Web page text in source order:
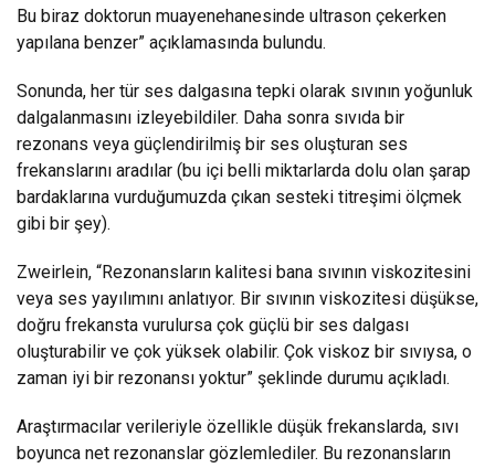
Bu biraz doktorun muayenehanesinde ultrason çekerken
yapılana benzer” açıklamasında bulundu.
Sonunda, her tür ses dalgasına tepki olarak sıvının yoğunluk
dalgalanmasını izleyebildiler. Daha sonra sıvıda bir
rezonans veya güçlendirilmiş bir ses oluşturan ses
frekanslarını aradılar (bu içi belli miktarlarda dolu olan şarap
bardaklarına vurduğumuzda çıkan sesteki titreşimi ölçmek
gibi bir şey).
Zweirlein, “Rezonansların kalitesi bana sıvının viskozitesini
veya ses yayılımını anlatıyor. Bir sıvının viskozitesi düşükse,
doğru frekansta vurulursa çok güçlü bir ses dalgası
oluşturabilir ve çok yüksek olabilir. Çok viskoz bir sıvıysa, o
zaman iyi bir rezonansı yoktur” şeklinde durumu açıkladı.
Araştırmacılar verileriyle özellikle düşük frekanslarda, sıvı
boyunca net rezonanslar gözlemlediler. Bu rezonansların